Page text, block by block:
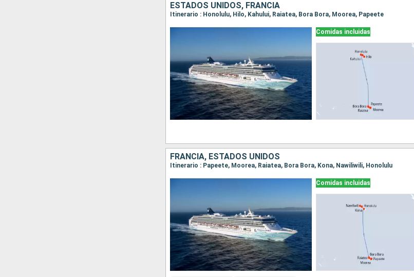
ESTADOS UNIDOS, FRANCIA
Itinerario : Honolulu, Hilo, Kahului, Raiatea, Bora Bora, Moorea, Papeete
Comidas incluidas
FRANCIA, ESTADOS UNIDOS
Itinerario : Papeete, Moorea, Raiatea, Bora Bora, Kona, Nawiliwili, Honolulu
Comidas incluidas